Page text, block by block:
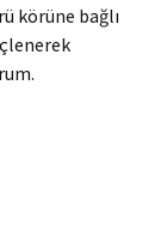
körüne bağlı
ve Başarı